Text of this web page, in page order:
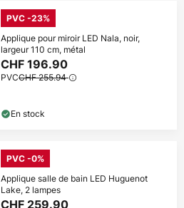
PVC -23%
Applique pour miroir LED Nala, noir,
largeur 110 cm, métal
CHF 196.90
PVCCHF 255.94
En stock
PVC -0%
Applique salle de bain LED Huguenot
Lake, 2 lampes
CHF 259.90